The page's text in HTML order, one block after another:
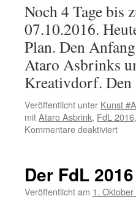
Noch 4 Tage bis
07.10.2016.
Plan. Den
Ataro Asbrinks
Kreativdorf.
Veröffentlicht unter Kunst
mitAtaro Asbrink, FdL 2016,
Kommentare deaktiviertfür
–
Der FdL
Veröffentlicht am 1.